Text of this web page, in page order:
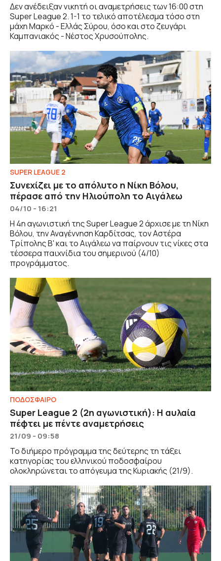
Δεν ανέδειξαν νικητή οι αναμετρήσεις των 16:00 στη
Super League 2. 1-1 το τελικό αποτέλεσμα τόσο στη
μάχη Μαρκό - Ελλάς Σύρου, όσο και στο ζευγάρι
Καμπανιακός - Νέστος Χρυσούπολης.
SUPER LEAGUE 2
Συνεχίζει με το απόλυτο η Νίκη Βόλου,
πέρασε από την Ηλιούπολη το Αιγάλεω
04/10 - 16:21
Η 4η αγωνιστική της Super League 2 άρχισε με τη Νίκη
Βόλου, την Αναγέννηση Καρδίτσας, τον Αστέρα
Τρίπολης Β' και το Αιγάλεω να παίρνουν τις νίκες στα
τέσσερα παιχνίδια του σημερινού (4/10)
προγράμματος.
ΠΟΔΟΣΦΑΙΡΟ
Super League 2 (2η αγωνιστική): Η αυλαία
πέφτει με πέντε αναμετρήσεις
21/09 - 09:58
Το διήμερο πρόγραμμα της δεύτερης τη τάξει
κατηγορίας του ελληνικού ποδοσφαίρου
ολοκληρώνεται το απόγευμα της Κυριακής (21/9).